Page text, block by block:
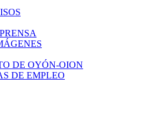
DE OYÓN-OION
DE EMPLEO